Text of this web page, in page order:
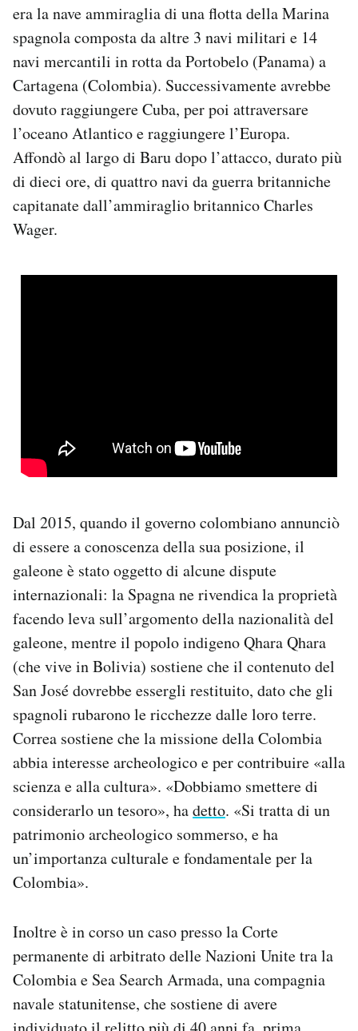
era la nave ammiraglia di una flotta della Marina
spagnola composta da altre 3 navi militari e 14
navi mercantili in rotta da Portobelo (Panama) a
Cartagena (Colombia). Successivamente avrebbe
dovuto raggiungere Cuba, per poi attraversare
l’oceano Atlantico e raggiungere l’Europa.
Affondò al largo di Baru dopo l’attacco, durato più
di dieci ore, di quattro navi da guerra britanniche
capitanate dall’ammiraglio britannico Charles
Wager.
Dal 2015, quando il governo colombiano annunciò
di essere a conoscenza della sua posizione, il
galeone è stato oggetto di alcune dispute
internazionali: la Spagna ne rivendica la proprietà
facendo leva sull’argomento della nazionalità del
galeone, mentre il popolo indigeno Qhara Qhara
(che vive in Bolivia) sostiene che il contenuto del
San José dovrebbe essergli restituito, dato che gli
spagnoli rubarono le ricchezze dalle loro terre.
Correa sostiene che la missione della Colombia
abbia interesse archeologico e per contribuire «alla
scienza e alla cultura». «Dobbiamo smettere di
considerarlo un tesoro», hadetto. «Si tratta di un
patrimonio archeologico sommerso, e ha
un’importanza culturale e fondamentale per la
Colombia».
Inoltre è in corso un caso presso la Corte
permanente di arbitrato delle Nazioni Unite tra la
Colombia e Sea Search Armada, una compagnia
navale statunitense, che sostiene di avere